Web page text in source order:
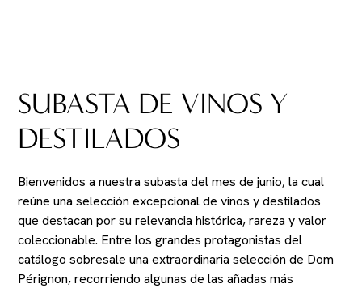
SUBASTA DE VINOS Y
DESTILADOS
Bienvenidos a nuestra subasta del mes de junio, la cual
reúne una selección excepcional de vinos y destilados
que destacan por su relevancia histórica, rareza y valor
coleccionable. Entre los grandes protagonistas del
catálogo sobresale una extraordinaria selección de Dom
Pérignon, recorriendo algunas de las añadas más